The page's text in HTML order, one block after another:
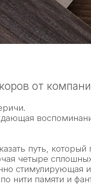
от
путь,
четыре
стимулирующая
нити памяти и